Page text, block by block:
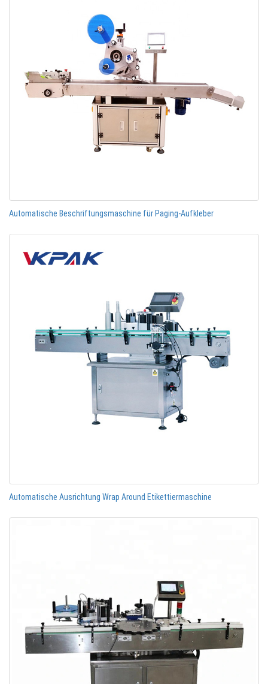
Automatische Beschriftungsmaschine für Paging-Aufkleber
Automatische Ausrichtung Wrap Around Etikettiermaschine